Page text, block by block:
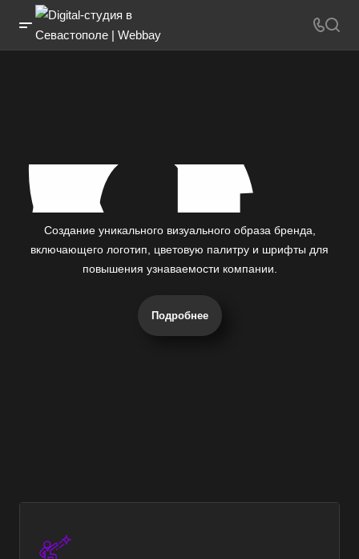
Создание уникального визуального образа бренда,
включающего логотип, цветовую палитру и шрифты для
повышения узнаваемости компании.
Подробнее